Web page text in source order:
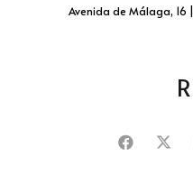
Avenida de Málaga, 16